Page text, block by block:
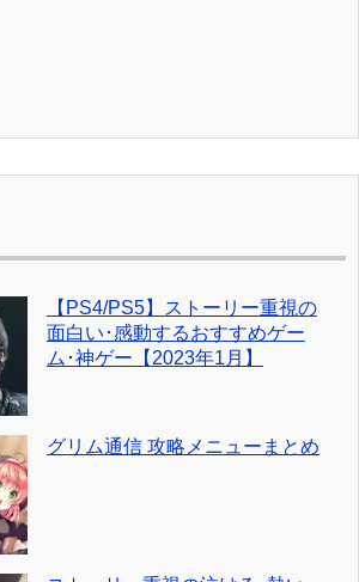
【PS4/PS5】ストーリー重視の
面白い･感動するおすすめゲー
ム･神ゲー【2023年1月】
グリム通信 攻略メニューまとめ